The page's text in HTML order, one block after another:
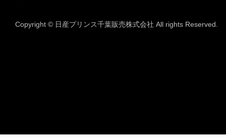
Copyright © 日産プリンス千葉販売株式会社 All rights Reserved.